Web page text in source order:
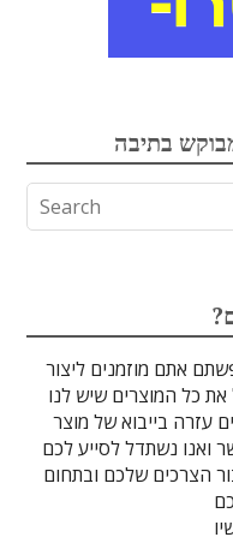
תנועה
לייזר
בתיבה
אתם מוזמנים ליצור
כל המוצרים שיש לנו
עזרה בייבוא של מוצר
ואנו נשתדל לסייע לכם
הצרכים שלכם ובתחום